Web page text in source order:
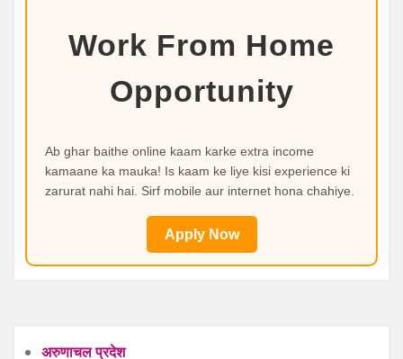
Work From Home
Opportunity
Ab ghar baithe online kaam karke extra income
kamaane ka mauka! Is kaam ke liye kisi experience ki
zarurat nahi hai. Sirf mobile aur internet hona chahiye.
Apply Now
अरुणाचल प्रदेश